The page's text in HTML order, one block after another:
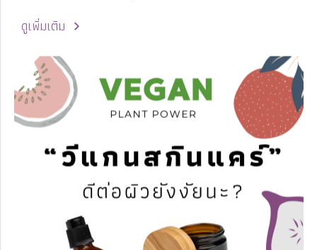
ดูเพิ่มเติม